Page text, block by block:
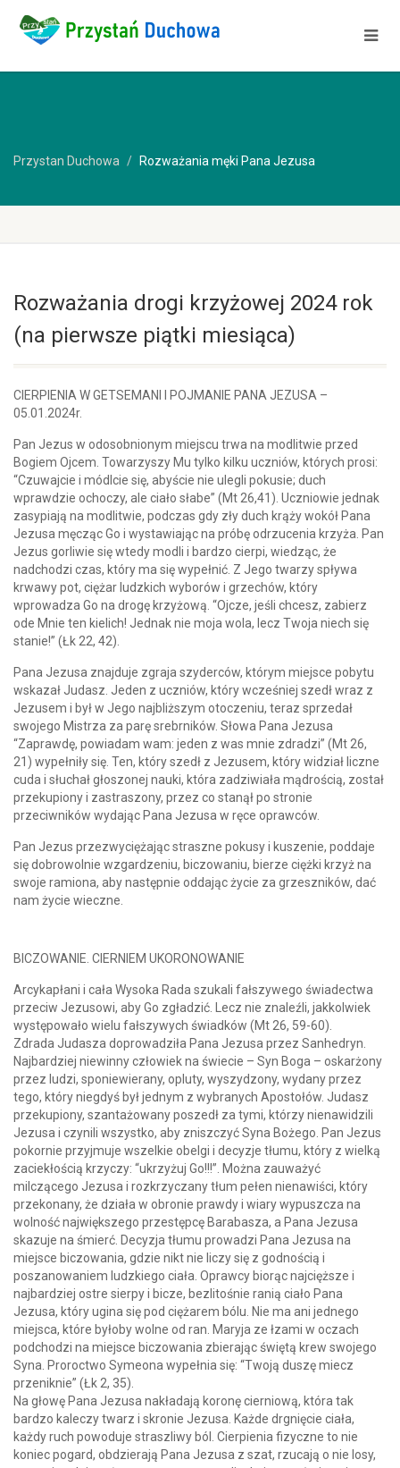
Przystan Duchowa Rozważania męki Pana Jezusa
Rozważania drogi krzyżowej 2024 rok
(na pierwsze piątki miesiąca)
CIERPIENIA W GETSEMANI I POJMANIE PANA JEZUSA –
05.01.2024r.
Pan Jezus w odosobnionym miejscu trwa na modlitwie przed
Bogiem Ojcem. Towarzyszy Mu tylko kilku uczniów, których prosi:
“Czuwajcie i módlcie się, abyście nie ulegli pokusie; duch
wprawdzie ochoczy, ale ciało słabe” (Mt 26,41). Uczniowie jednak
zasypiają na modlitwie, podczas gdy zły duch krąży wokół Pana
Jezusa męcząc Go i wystawiając na próbę odrzucenia krzyża. Pan
Jezus gorliwie się wtedy modli i bardzo cierpi, wiedząc, że
nadchodzi czas, który ma się wypełnić. Z Jego twarzy spływa
krwawy pot, ciężar ludzkich wyborów i grzechów, który
wprowadza Go na drogę krzyżową. “Ojcze, jeśli chcesz, zabierz
ode Mnie ten kielich! Jednak nie moja wola, lecz Twoja niech się
stanie!” (Łk 22, 42).
Pana Jezusa znajduje zgraja szyderców, którym miejsce pobytu
wskazał Judasz. Jeden z uczniów, który wcześniej szedł wraz z
Jezusem i był w Jego najbliższym otoczeniu, teraz sprzedał
swojego Mistrza za parę srebrników. Słowa Pana Jezusa
“Zaprawdę, powiadam wam: jeden z was mnie zdradzi” (Mt 26,
21) wypełniły się. Ten, który szedł z Jezusem, który widział liczne
cuda i słuchał głoszonej nauki, która zadziwiała mądrością, został
przekupiony i zastraszony, przez co stanął po stronie
przeciwników wydając Pana Jezusa w ręce oprawców.
Pan Jezus przezwyciężając straszne pokusy i kuszenie, poddaje
się dobrowolnie wzgardzeniu, biczowaniu, bierze ciężki krzyż na
swoje ramiona, aby następnie oddając życie za grzeszników, dać
nam życie wieczne.
BICZOWANIE. CIERNIEM UKORONOWANIE
Arcykapłani i cała Wysoka Rada szukali fałszywego świadectwa
przeciw Jezusowi, aby Go zgładzić. Lecz nie znaleźli, jakkolwiek
występowało wielu fałszywych świadków (Mt 26, 59-60).
Zdrada Judasza doprowadziła Pana Jezusa przez Sanhedryn.
Najbardziej niewinny człowiek na świecie – Syn Boga – oskarżony
przez ludzi, sponiewierany, opluty, wyszydzony, wydany przez
tego, który niegdyś był jednym z wybranych Apostołów. Judasz
przekupiony, szantażowany poszedł za tymi, którzy nienawidzili
Jezusa i czynili wszystko, aby zniszczyć Syna Bożego. Pan Jezus
pokornie przyjmuje wszelkie obelgi i decyzje tłumu, który z wielką
zaciekłością krzyczy: “ukrzyżuj Go!!!”. Można zauważyć
milczącego Jezusa i rozkrzyczany tłum pełen nienawiści, który
przekonany, że działa w obronie prawdy i wiary wypuszcza na
wolność największego przestępcę Barabasza, a Pana Jezusa
skazuje na śmierć. Decyzja tłumu prowadzi Pana Jezusa na
miejsce biczowania, gdzie nikt nie liczy się z godnością i
poszanowaniem ludzkiego ciała. Oprawcy biorąc najcięższe i
najbardziej ostre sierpy i bicze, bezlitośnie ranią ciało Pana
Jezusa, który ugina się pod ciężarem bólu. Nie ma ani jednego
miejsca, które byłoby wolne od ran. Maryja ze łzami w oczach
podchodzi na miejsce biczowania zbierając świętą krew swojego
Syna. Proroctwo Symeona wypełnia się: “Twoją duszę miecz
przeniknie” (Łk 2, 35).
Na głowę Pana Jezusa nakładają koronę cierniową, która tak
bardzo kaleczy twarz i skronie Jezusa. Każde drgnięcie ciała,
każdy ruch powoduje straszliwy ból. Cierpienia fizyczne to nie
koniec pogard, obdzierają Pana Jezusa z szat, rzucają o nie losy,